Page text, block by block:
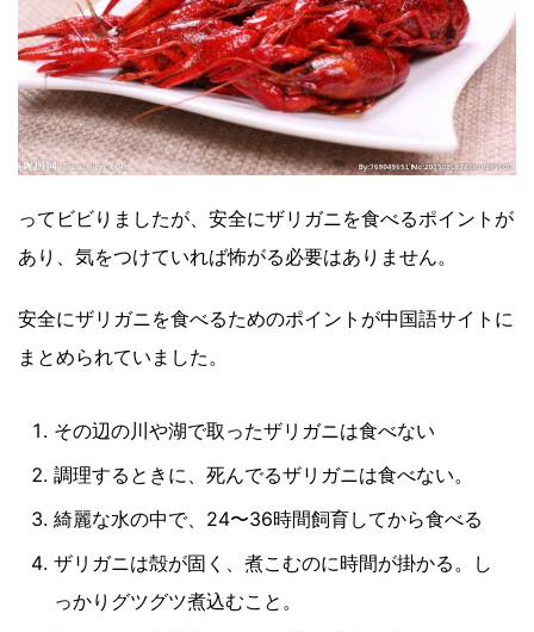
ってビビりましたが、安全にザリガニを食べるポイントが
あり、気をつけていれば怖がる必要はありません。
安全にザリガニを食べるためのポイントが中国語サイトに
まとめられていました。
その辺の川や湖で取ったザリガニは食べない
調理するときに、死んでるザリガニは食べない。
綺麗な水の中で、24〜36時間飼育してから食べる
ザリガニは殻が固く、煮こむのに時間が掛かる。し
っかりグツグツ煮込むこと。